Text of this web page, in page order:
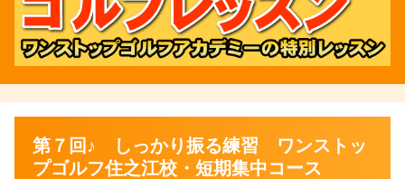
第７回♪ しっかり振る練習 ワンストッ
プゴルフ住之江校・短期集中コース